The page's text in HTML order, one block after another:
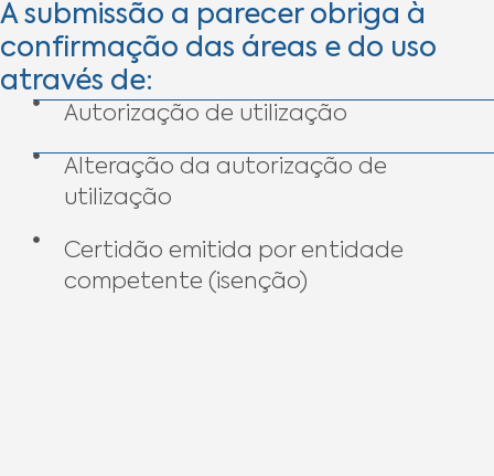
A submissão a parecer obriga à
confirmação das áreas e do uso
através de:
Autorização de utilização
Alteração da autorização de
utilização
Certidão emitida por entidade
competente (isenção)